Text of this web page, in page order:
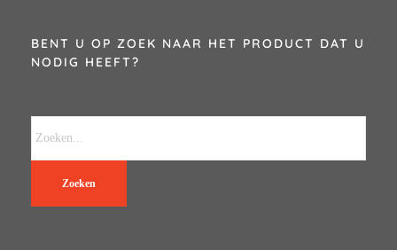
BENT U OP ZOEK NAAR HET PRODUCT DAT U
NODIG HEEFT?
Zoeken